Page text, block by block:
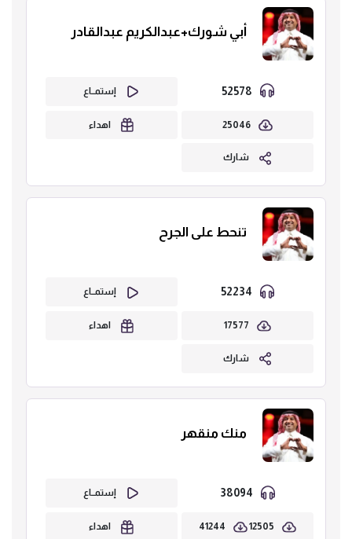
أبي شورك+عبدالكريم عبدالقادر
إستمــاع
25046 اهداء
شارك
تنحط على الجرح
إستمــاع
17577 اهداء
شارك
منك منقهر
إستمــاع
12505
41244 اهداء